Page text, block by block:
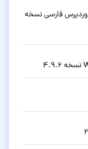
دانلود افزونه سئو حرفه ای رنک مث Rank Math Pro وردپرس فارسی نسخه